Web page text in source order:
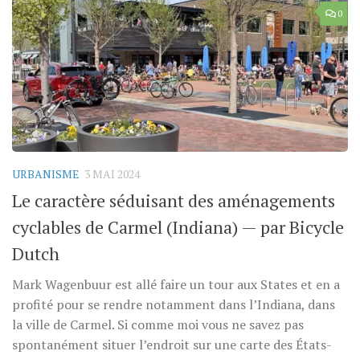
0
URBANISME 3 MAI 2024
Le caractère séduisant des aménagements
cyclables de Carmel (Indiana) — par Bicycle
Dutch
Mark Wagenbuur est allé faire un tour aux States et en a
profité pour se rendre notamment dans l’Indiana, dans
la ville de Carmel. Si comme moi vous ne savez pas
spontanément situer l’endroit sur une carte des États-